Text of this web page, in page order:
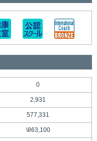
0
2,931
577,331
\863,100